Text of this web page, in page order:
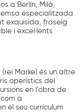
a Berlín, Milà,
especialitzada
exquisida, fraseig
i excel·lents
Marke) és un altre
operístics del
en l’obra de
a
el seu currículum